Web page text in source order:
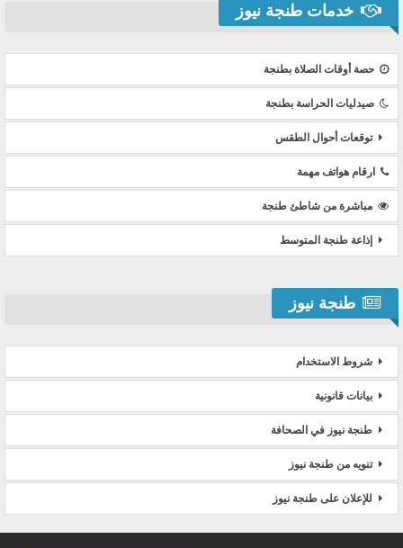
خدمات طنجة نيوز
حصة أوقات الصلاة بطنجة
صيدليات الحراسة بطنجة
توقعات أحوال الطقس
ارقام هواتف مهمة
مباشرة من شاطئ طنجة
إذاعة طنجة المتوسط
طنجة نيوز
شروط الاستخدام
بيانات قانونية
طنجة نيوز في الصحافة
تنويه من طنجة نيوز
للإعلان على طنجة نيوز